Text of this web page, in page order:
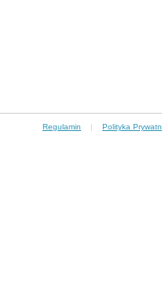
Regulamin | Polityka